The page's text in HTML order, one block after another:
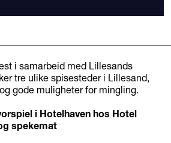
i samarbeid med Lillesands
tre ulike spisesteder i Lillesand,
gode muligheter for mingling.
i Hotelhaven hos Hotel
spekemat